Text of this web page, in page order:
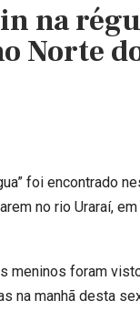
na
Norte
foi encontrado
no rio Uraraí,
meninos foram
na manhã desta